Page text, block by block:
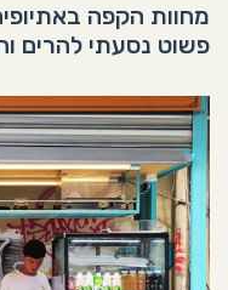
מחוות הקפה
פשוט נסעתי להרים